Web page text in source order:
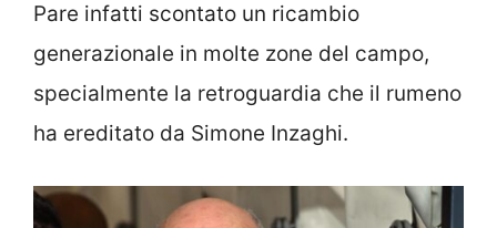
Pare infatti scontato un ricambio
generazionale in molte zone del campo,
specialmente la retroguardia che il rumeno
ha ereditato da Simone Inzaghi.